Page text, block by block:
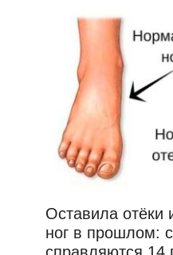
Оставила отёки
ног в прошлом: